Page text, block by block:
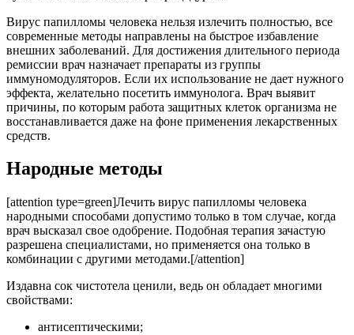
Вирус папилломы человека нельзя излечить полностью, все
современные методы направлены на быстрое избавление
внешних заболеваний. Для достижения длительного периода
ремиссии врач назначает препараты из группы
иммуномодуляторов. Если их использование не дает нужного
эффекта, желательно посетить иммунолога. Врач выявит
причины, по которым работа защитных клеток организма не
восстанавливается даже на фоне применения лекарственных
средств.
Народные методы
[attention type=green]Лечить вирус папилломы человека
народными способами допустимо только в том случае, когда
врач высказал свое одобрение. Подобная терапия зачастую
разрешена специалистами, но применяется она только в
комбинации с другими методами.[/attention]
Издавна сок чистотела ценили, ведь он обладает многими
свойствами:
антисептическими;